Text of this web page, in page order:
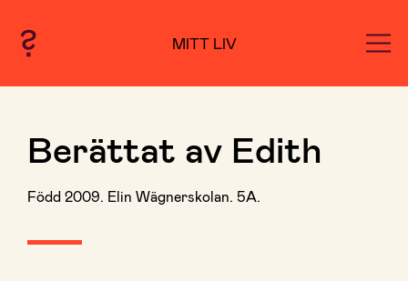
MITT LIV
Berättat av Edith
Född 2009. Elin Wägnerskolan. 5A.